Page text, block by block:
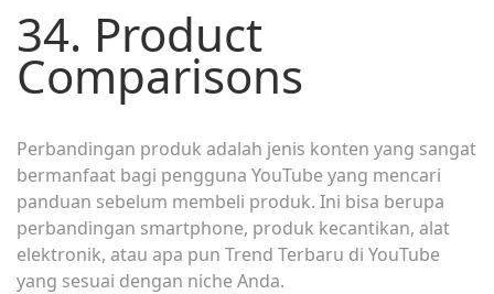
34. Product
Comparisons
Perbandingan produk adalah jenis konten yang sangat
bermanfaat bagi pengguna YouTube yang mencari
panduan sebelum membeli produk. Ini bisa berupa
perbandingan smartphone, produk kecantikan, alat
elektronik, atau apa pun Trend Terbaru di YouTube
yang sesuai dengan niche Anda.